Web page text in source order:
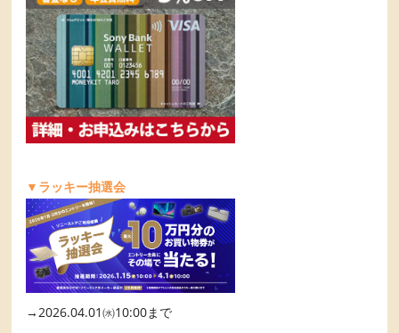
▼ラッキー抽選会
→2026.04.01㈬10:00まで